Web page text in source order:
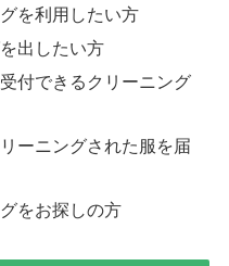
を利用したい方
出したい方
付できるクリーニング
ーニングされた服を届
をお探しの方